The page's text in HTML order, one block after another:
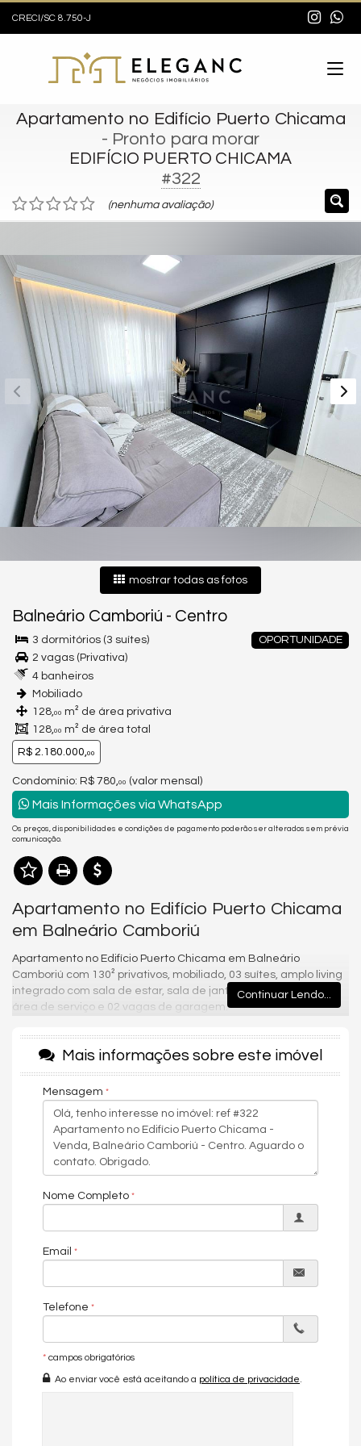
CRECI/SC 8.750-J
Apartamento no Edifício Puerto Chicama
- Pronto para morar
EDIFÍCIO PUERTO CHICAMA
#322
(nenhuma avaliação)
mostrar todas as fotos
Balneário Camboriú - Centro
OPORTUNIDADE
3 dormitórios (3 suítes)
2 vagas (Privativa)
4 banheiros
Mobiliado
128,00 m² de área privativa
128,00 m² de área total
R$ 2.180.000,00
Condomínio: R$ 780, 00 (valor mensal)
Mais Informações via WhatsApp
Os preços, disponibilidades e condições de pagamento poderão ser alterados sem prévia
comunicação.
Apartamento no Edifício Puerto Chicama
em Balneário Camboriú
Apartamento no Edifício Puerto Chicama em Balneário
Camboriú com 130² privativos, mobiliado, 03 suítes, amplo living
integrado com sala de estar, sala de jantar e cozinha, lavabo,
área de serviço e 02 vagas de garagem.
Balneário Camboriú, possui uma área de lazer completa,
piscina adulto e infantil, sauna, academia, sala de jogos,
Características do Imóvel
Ar Condicionado
Churrasqueira
Piso Porcelanato
Área de Serviço
Características do Empreendimento
Salão de Festas
Espaço Gourmet
Medidores Individuais
Continuar Lendo...
Mais informações sobre este imóvel
Mensagem
Nome Completo
Email
Telefone
* campos obrigatórios
Ao enviar você está aceitando a política de privacidade